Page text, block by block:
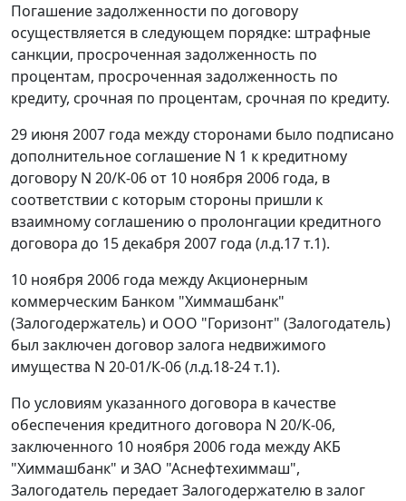
Погашение задолженности по договору
осуществляется в следующем порядке: штрафные
санкции, просроченная задолженность по
процентам, просроченная задолженность по
кредиту, срочная по процентам, срочная по кредиту.
29 июня 2007 года между сторонами было подписано
дополнительное соглашение N 1 к кредитному
договору N 20/К-06 от 10 ноября 2006 года, в
соответствии с которым стороны пришли к
взаимному соглашению о пролонгации кредитного
договора до 15 декабря 2007 года (л.д.17 т.1).
10 ноября 2006 года между Акционерным
коммерческим Банком "Химмашбанк"
(Залогодержатель) и ООО "Горизонт" (Залогодатель)
был заключен договор залога недвижимого
имущества N 20-01/К-06 (л.д.18-24 т.1).
По условиям указанного договора в качестве
обеспечения кредитного договора N 20/К-06,
заключенного 10 ноября 2006 года между АКБ
"Химмашбанк" и ЗАО "Аснефтехиммаш",
Залогодатель передает Залогодержателю в залог